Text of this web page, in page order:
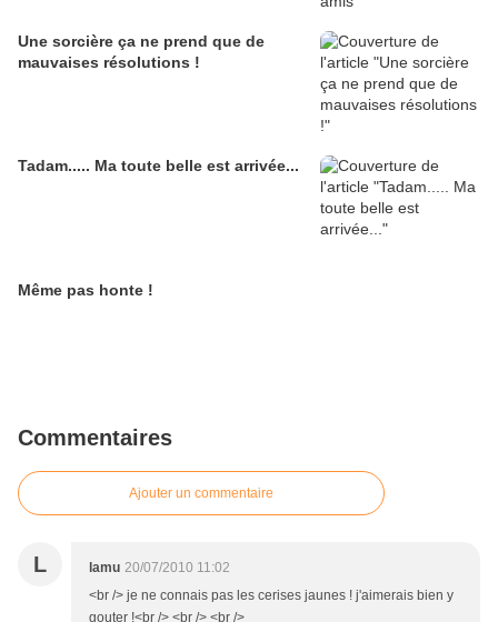
Une sorcière ça ne prend que de
mauvaises résolutions !
Tadam..... Ma toute belle est arrivée...
Même pas honte !
Commentaires
Ajouter un commentaire
L lamu 20/07/2010 11:02
<br /> je ne connais pas les cerises jaunes ! j'aimerais bien y
gouter !<br /> <br /> <br />